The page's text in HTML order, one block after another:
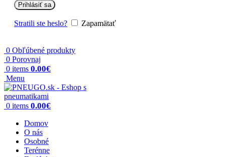
Prihlásiť sa
Stratili ste heslo? Zapamätať
0 Obľúbené produkty
0 Porovnaj
0 items 0.00€
Menu
0 items 0.00€
Domov
O nás
Osobné
Terénne